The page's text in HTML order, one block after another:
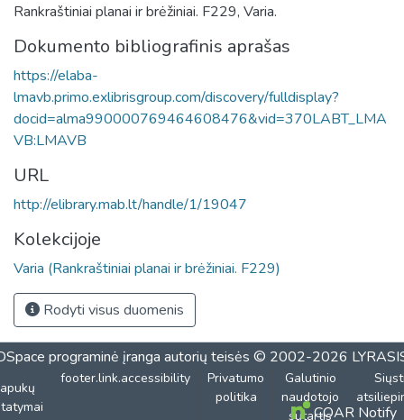
Rankraštiniai planai ir brėžiniai. F229, Varia.
Dokumento bibliografinis aprašas
https://elaba-
lmavb.primo.exlibrisgroup.com/discovery/fulldisplay?
docid=alma990000769464608476&vid=370LABT_LMA
VB:LMAVB
URL
http://elibrary.mab.lt/handle/1/19047
Kolekcijoje
Varia (Rankraštiniai planai ir brėžiniai. F229)
Rodyti visus duomenis
programinė įranga autorių teisės © 2002-2026
footer.link.accessibility
Privatumo
politika
Galutinio
naudotojo
sutartisCOAR Notify